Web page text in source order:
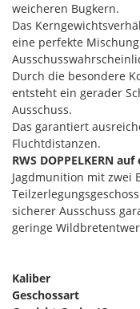
weicheren Bugkern.
Das
eine perfekte
Durch die besondere
entsteht ein gerader
Ausschuss.
Das garantiert
Fluchtdistanzen.
RWS DOPPELKERN
Jagdmunition mit zwei
sicherer Ausschuss
geringe
Kaliber
Geschossart